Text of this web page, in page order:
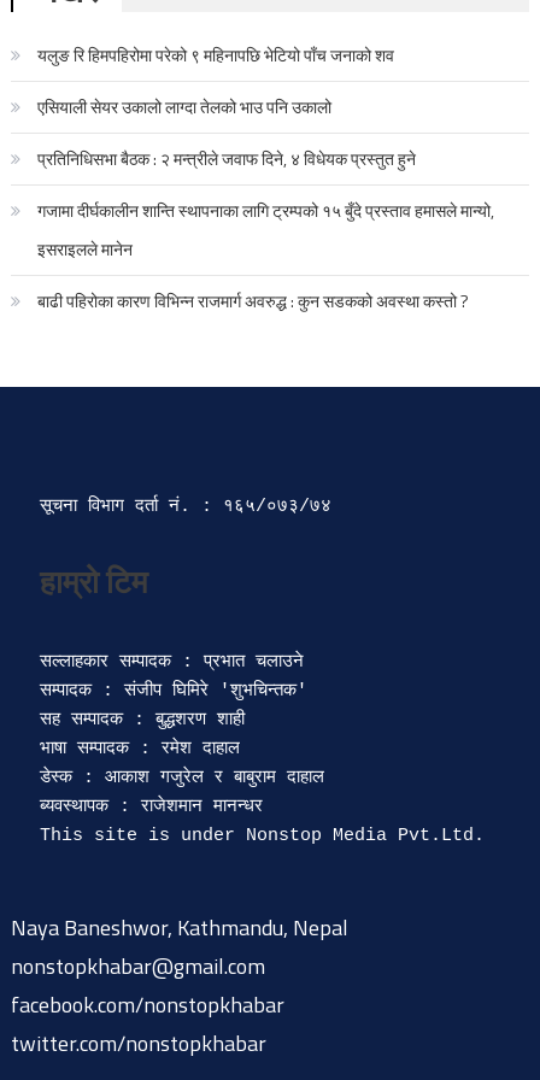
यलुङ रि हिमपहिरोमा परेको ९ महिनापछि भेटियो पाँच जनाको शव
एसियाली सेयर उकालो लाग्दा तेलको भाउ पनि उकालो
प्रतिनिधिसभा बैठक : २ मन्त्रीले जवाफ दिने, ४ विधेयक प्रस्तुत हुने
गजामा दीर्घकालीन शान्ति स्थापनाका लागि ट्रम्पको १५ बुँदे प्रस्ताव हमासले मान्यो,
इसराइलले मानेन
बाढी पहिरोका कारण विभिन्न राजमार्ग अवरुद्ध : कुन सडकको अवस्था कस्तो ?
सूचना विभाग दर्ता‍ नं. : १६५/०७३/७४
हाम्रो टिम
सल्लाहकार सम्पादक : प्रभात चलाउने
सम्पादक : संजीप घिमिरे 'शुभचिन्तक'
सह सम्पादक : बुद्धशरण शाही
भाषा सम्पादक : रमेश दाहाल
डेस्क : आकाश गजुरेल र बाबुराम दाहाल
ब्यवस्थापक : राजेशमान मानन्धर
Naya Baneshwor, Kathmandu, Nepal
nonstopkhabar@gmail.com
facebook.com/nonstopkhabar
twitter.com/nonstopkhabar